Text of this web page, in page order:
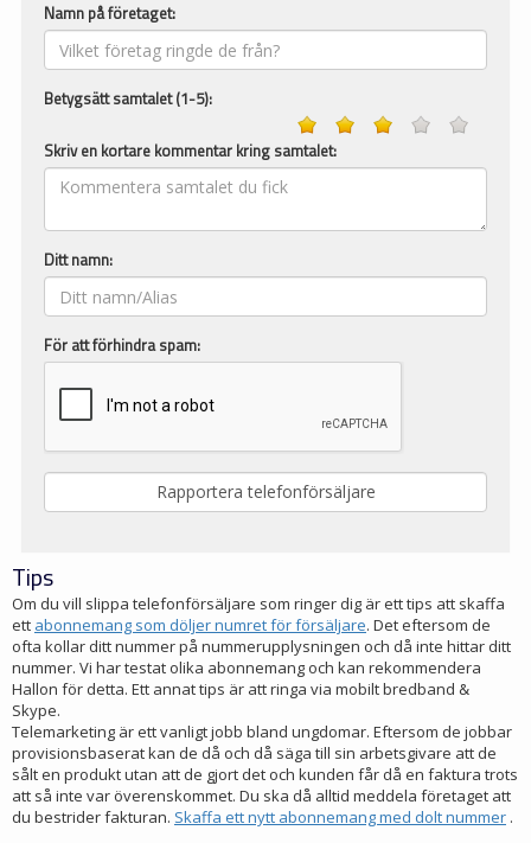
Namn på företaget:
Betygsätt samtalet (1-5):
Skriv en kortare kommentar kring samtalet:
Ditt namn:
För att förhindra spam:
Tips
Om du vill slippa telefonförsäljare som ringer dig är ett tips att skaffa
ett abonnemang som döljer numret för försäljare. Det eftersom de
ofta kollar ditt nummer på nummerupplysningen och då inte hittar ditt
nummer. Vi har testat olika abonnemang och kan rekommendera
Hallon för detta. Ett annat tips är att ringa via mobilt bredband &
Skype.
Telemarketing är ett vanligt jobb bland ungdomar. Eftersom de jobbar
provisionsbaserat kan de då och då säga till sin arbetsgivare att de
sålt en produkt utan att de gjort det och kunden får då en faktura trots
att så inte var överenskommet. Du ska då alltid meddela företaget att
du bestrider fakturan. Skaffa ett nytt abonnemang med dolt nummer .